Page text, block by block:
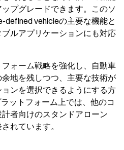
プグレードできます。このソ
vehicleの主要な機能と
ルアプリケーションにも対応
ォーム戦略を強化し、自動車
地を残しつつ、主要な技術が
ンを選択できるようにする方
ットフォーム上では、他のコ
者向けのスタンドアローン
れています。